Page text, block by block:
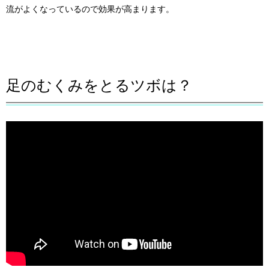
流がよくなっているので効果が高まります。
足のむくみをとるツボは？